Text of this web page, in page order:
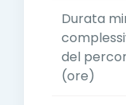
Durata
del
(ore)